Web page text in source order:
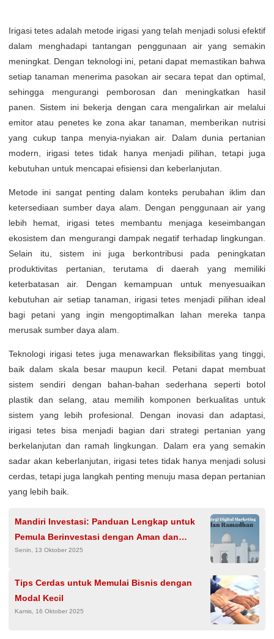
Irigasi tetes adalah metode irigasi yang telah menjadi solusi efektif
dalam menghadapi tantangan penggunaan air yang semakin
meningkat. Dengan teknologi ini, petani dapat memastikan bahwa
setiap tanaman menerima pasokan air secara tepat dan optimal,
sehingga mengurangi pemborosan dan meningkatkan hasil
panen. Sistem ini bekerja dengan cara mengalirkan air melalui
emitor atau penetes ke zona akar tanaman, memberikan nutrisi
yang cukup tanpa menyia-nyiakan air. Dalam dunia pertanian
modern, irigasi tetes tidak hanya menjadi pilihan, tetapi juga
kebutuhan untuk mencapai efisiensi dan keberlanjutan.
Metode ini sangat penting dalam konteks perubahan iklim dan
ketersediaan sumber daya alam. Dengan penggunaan air yang
lebih hemat, irigasi tetes membantu menjaga keseimbangan
ekosistem dan mengurangi dampak negatif terhadap lingkungan.
Selain itu, sistem ini juga berkontribusi pada peningkatan
produktivitas pertanian, terutama di daerah yang memiliki
keterbatasan air. Dengan kemampuan untuk menyesuaikan
kebutuhan air setiap tanaman, irigasi tetes menjadi pilihan ideal
bagi petani yang ingin mengoptimalkan lahan mereka tanpa
merusak sumber daya alam.
Teknologi irigasi tetes juga menawarkan fleksibilitas yang tinggi,
baik dalam skala besar maupun kecil. Petani dapat membuat
sistem sendiri dengan bahan-bahan sederhana seperti botol
plastik dan selang, atau memilih komponen berkualitas untuk
sistem yang lebih profesional. Dengan inovasi dan adaptasi,
irigasi tetes bisa menjadi bagian dari strategi pertanian yang
berkelanjutan dan ramah lingkungan. Dalam era yang semakin
sadar akan keberlanjutan, irigasi tetes tidak hanya menjadi solusi
cerdas, tetapi juga langkah penting menuju masa depan pertanian
yang lebih baik.
Mandiri Investasi: Panduan Lengkap untuk
Pemula Berinvestasi dengan Aman dan
Menguntungkan
Senin, 13 Oktober 2025
Tips Cerdas untuk Memulai Bisnis dengan
Modal Kecil
Kamis, 16 Oktober 2025